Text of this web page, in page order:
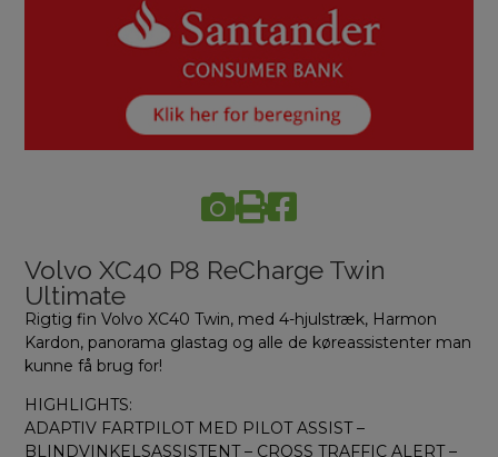
Volvo XC40 P8 ReCharge Twin
Ultimate
Rigtig fin Volvo XC40 Twin, med 4-hjulstræk, Harmon
Kardon, panorama glastag og alle de køreassistenter man
kunne få brug for!
HIGHLIGHTS:
ADAPTIV FARTPILOT MED PILOT ASSIST –
BLINDVINKELSASSISTENT – CROSS TRAFFIC ALERT –